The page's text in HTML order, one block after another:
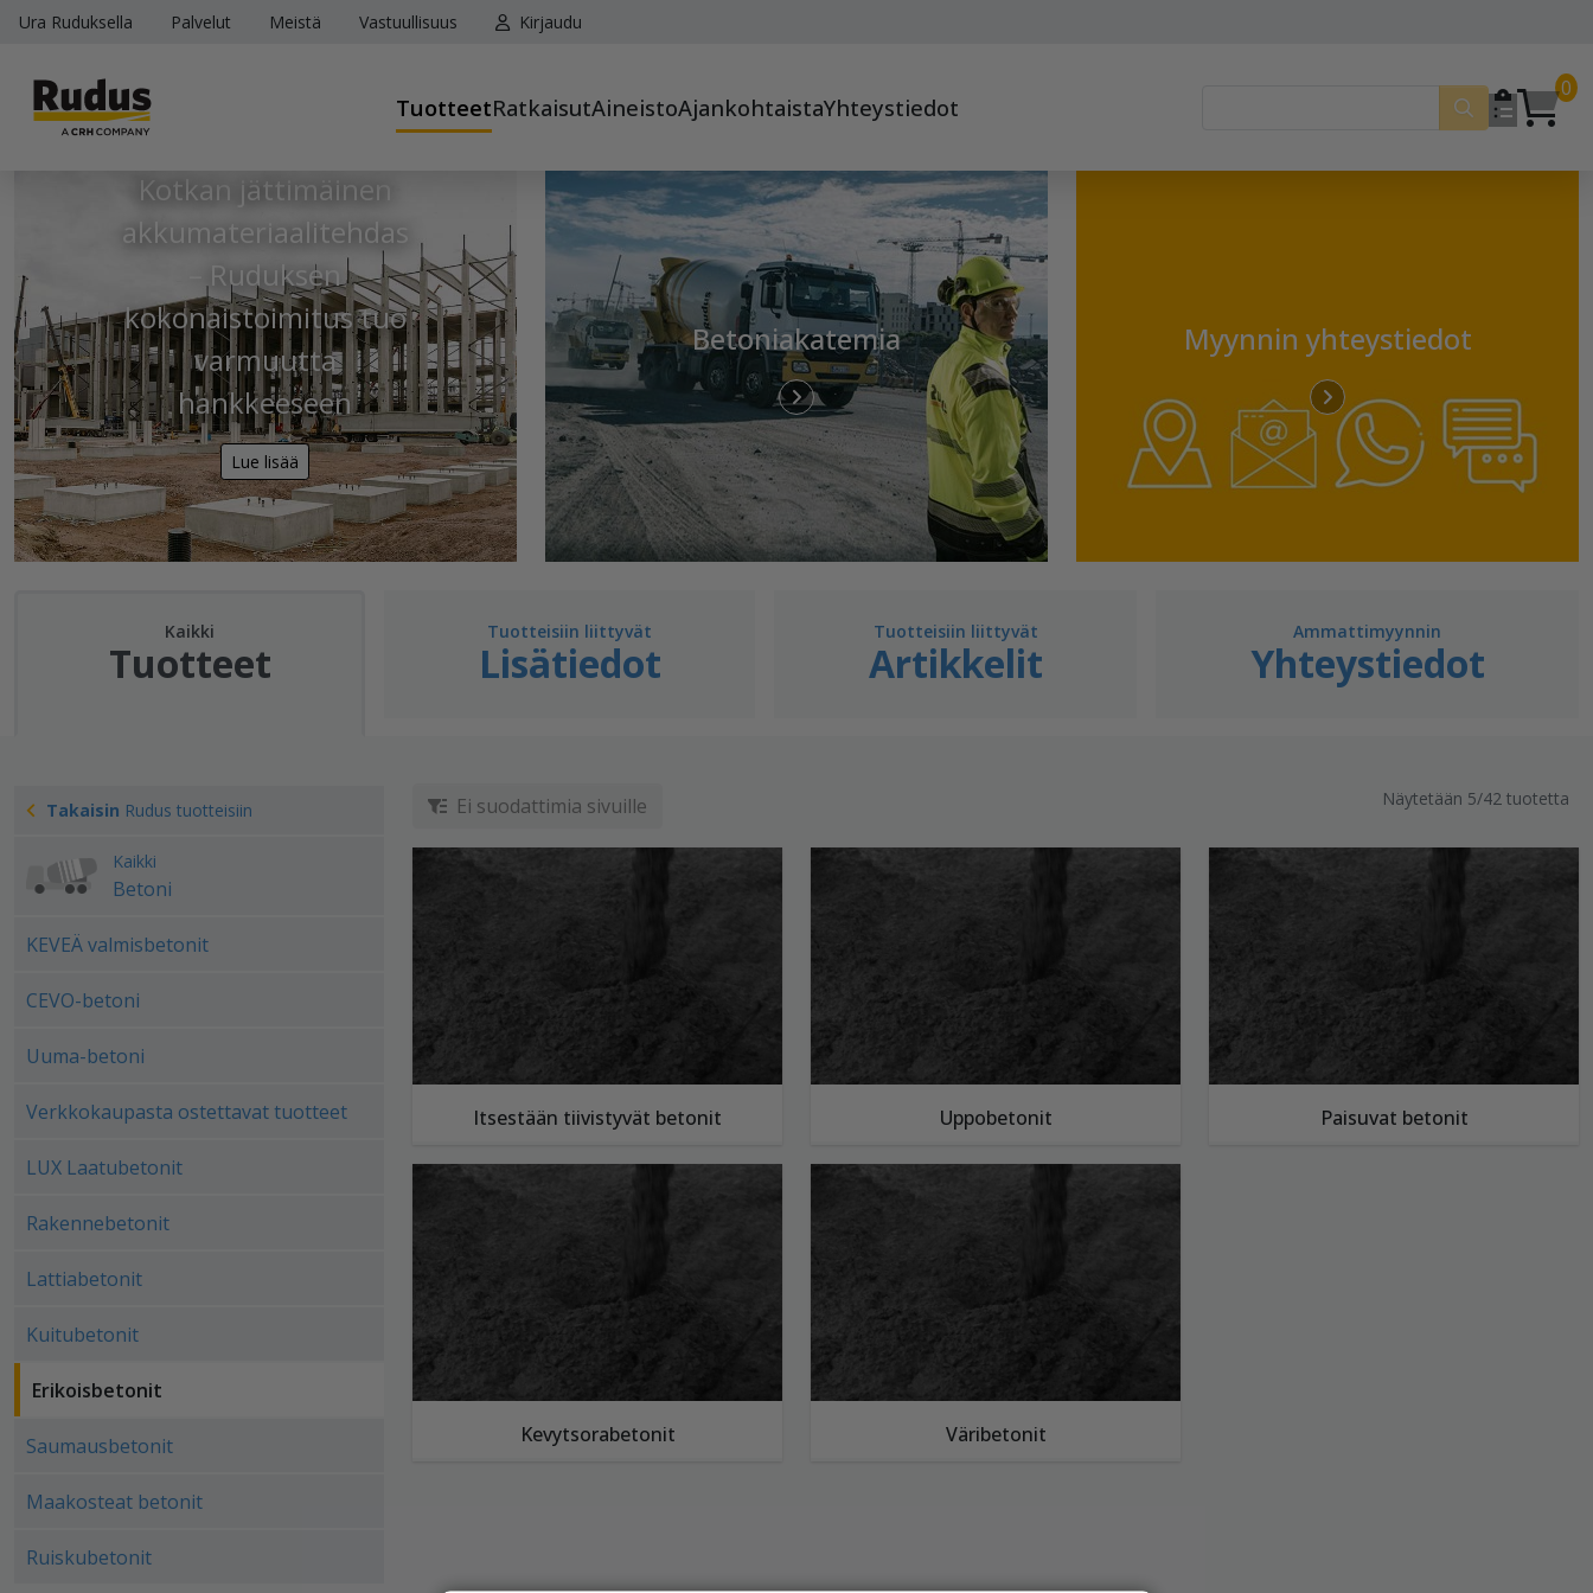
Ura Ruduksella Palvelut Meistä Vastuullisuus Kirjaudu
TuotteetRatkaisutAineistoAjankohtaistaYhteystiedot
0
Kotkan jättimäinen
akkumateriaalitehdas
– Ruduksen
kokonaistoimitus tuo
varmuutta
hankkeeseen
Lue lisää
Edellinen Seuraava
Betoniakatemia Myynnin yhteystiedot
Kaikki
Tuotteet
Tuotteisiin liittyvät
Lisätiedot
Tuotteisiin liittyvät
Artikkelit
Ammattimyynnin
Yhteystiedot
Takaisin Rudus tuotteisiin
Kaikki
Betoni
KEVEÄ valmisbetonit
CEVO-betoni
Uuma-betoni
Verkkokaupasta ostettavat tuotteet
LUX Laatubetonit
Rakennebetonit
Lattiabetonit
Kuitubetonit
Erikoisbetonit
Saumausbetonit
Maakosteat betonit
Ruiskubetonit
Ei suodattimia sivuille Näytetään 5/42 tuotetta
Itsestään tiivistyvät betonit Uppobetonit Paisuvat betonit
Kevytsorabetonit Väribetonit